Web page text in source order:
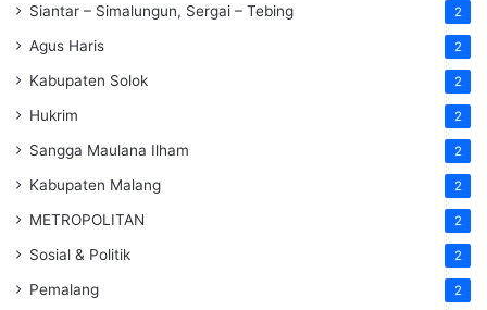
Siantar – Simalungun, Sergai – Tebing 2
Agus Haris 2
Kabupaten Solok 2
Hukrim 2
Sangga Maulana Ilham 2
Kabupaten Malang 2
METROPOLITAN 2
Sosial & Politik 2
Pemalang 2